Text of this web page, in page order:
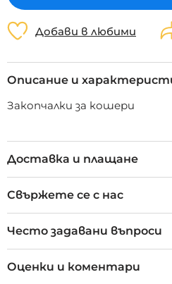
Добави в любими
Описание и
Закопчалки за кошери
Доставка и плащане
Свържете се с нас
Често задавани въпроси
Оценки и коментари